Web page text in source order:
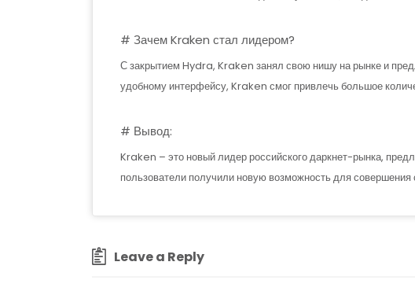
# Зачем Kraken стал лидером?
С закрытием Hydra, Kraken занял свою нишу на рынке и
удобному интерфейсу, Kraken смог привлечь большое
# Вывод:
Kraken – это новый лидер российского даркнет-рынка,
пользователи получили новую возможность для
Leave a Reply